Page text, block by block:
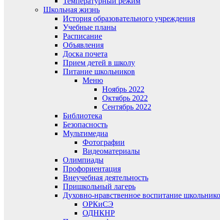
Школьная жизнь
История образовательного учреждения
Учебные планы
Расписание
Объявления
Доска почета
Прием детей в школу
Питание школьников
Меню
Ноябрь 2022
Октябрь 2022
Сентябрь 2022
Библиотека
Безопасность
Мультимедиа
Фотографии
Видеоматериалы
Олимпиады
Профориентация
Внеучебная деятельность
Пришкольный лагерь
Духовно-нравственное воспитание
ОРКиСЭ
ОДНКНР